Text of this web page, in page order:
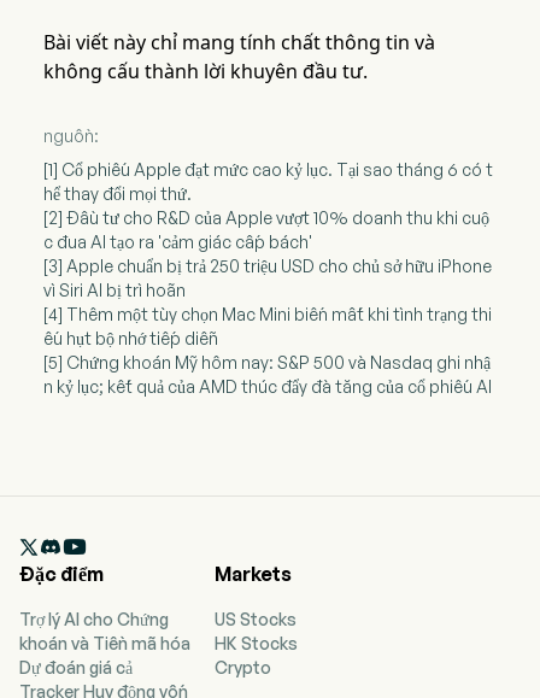
Bài viết này chỉ mang tính chất thông tin và
không cấu thành lời khuyên đầu tư.
nguồn:
[1] Cổ phiếu Apple đạt mức cao kỷ lục. Tại sao tháng 6 có t
hể thay đổi mọi thứ.
[2] Đầu tư cho R&D của Apple vượt 10% doanh thu khi cuộ
c đua AI tạo ra 'cảm giác cấp bách'
[3] Apple chuẩn bị trả 250 triệu USD cho chủ sở hữu iPhone
vì Siri AI bị trì hoãn
[4] Thêm một tùy chọn Mac Mini biến mất khi tình trạng thi
ếu hụt bộ nhớ tiếp diễn
[5] Chứng khoán Mỹ hôm nay: S&P 500 và Nasdaq ghi nhậ
n kỷ lục; kết quả của AMD thúc đẩy đà tăng của cổ phiếu AI

Đặc điểm
Trợ lý AI cho Chứng
khoán và Tiền mã hóa
Dự đoán giá cả
Tracker Huy động vốn
Markets
US Stocks
HK Stocks
Crypto